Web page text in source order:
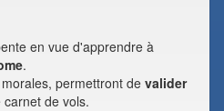
en vue d'apprendre à
.
permettront de valider
carnet de vols.